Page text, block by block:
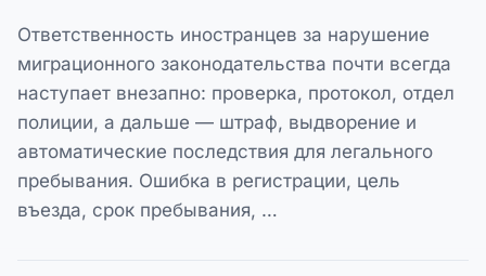
Ответственность иностранцев за нарушение
миграционного законодательства почти всегда
наступает внезапно: проверка, протокол, отдел
полиции, а дальше — штраф, выдворение и
автоматические последствия для легального
пребывания. Ошибка в регистрации, цель
въезда, срок пребывания, …